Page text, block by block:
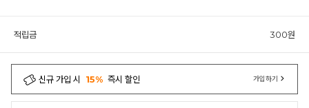
적립금 300원
신규 가입 시 15% 즉시 할인 가입하기